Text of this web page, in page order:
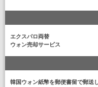
エクスパロ両替
ウォン売却サービス
韓国ウォン紙幣を郵便書留で郵送